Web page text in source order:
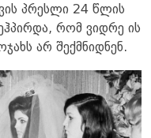
პრესლი 24 წლის
რომ ვიდრე ის
არ შექმნიდნენ.